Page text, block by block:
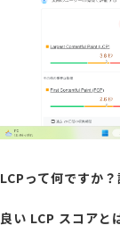
LCPって何ですか？
良い LCP スコアと